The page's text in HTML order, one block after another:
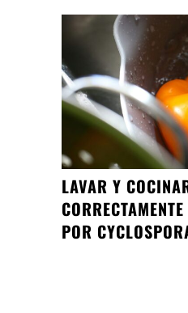
LAVAR Y
POR